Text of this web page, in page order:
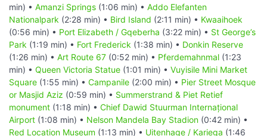
min) • Amanzi Springs (1:06 min) • Addo Elefanten
Nationalpark (2:28 min) • Bird Island (2:11 min) • Kwaaihoek
(0:56 min) • Port Elizabeth / Gqeberha (3:22 min) • St George’s
Park (1:19 min) • Fort Frederick (1:38 min) • Donkin Reserve
(1:26 min) • Art Route 67 (0:52 min) • Pferdemahnmal (1:23
min) • Queen Victoria Statue (1:01 min) • Vuyisile Mini Market
Square (1:55 min) • Campanile (2:00 min) • Pier Street Mosque
or Masjid Aziz (0:59 min) • Summerstrand & Piet Retief
monument (1:18 min) • Chief Dawid Stuurman Internațional
Airport (1:08 min) • Nelson Mandela Bay Stadion (0:42 min) •
Red Location Museum (1:13 min) • Uitenhage / Kariega (1:46